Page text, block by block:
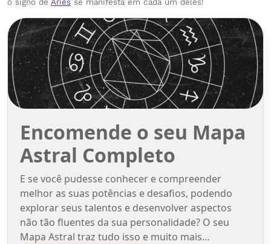
o signo de Áries se manifesta em cada um deles!
Encomende o seu Mapa
Astral Completo
E se você pudesse conhecer e compreender
melhor as suas potências e desafios, podendo
explorar seus talentos e desenvolver aspectos
não tão fluentes da sua personalidade? O seu
Mapa Astral traz tudo isso e muito mais…